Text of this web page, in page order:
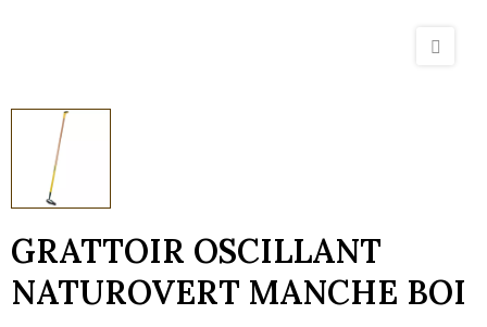
GRATTOIR OSCILLANT
NATUROVERT MANCHE BOI